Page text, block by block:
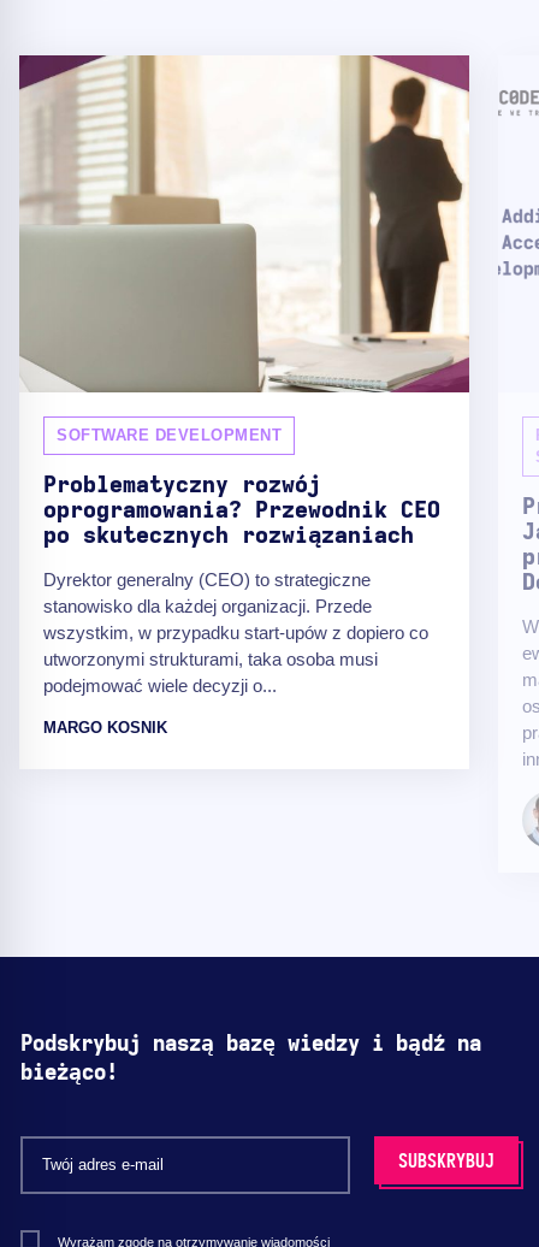
SOFTWARE DEVELOPMENT
Problematyczny rozwój
oprogramowania? Przewodnik CEO
po skutecznych rozwiązaniach
Dyrektor generalny (CEO) to strategiczne
stanowisko dla każdej organizacji. Przede
wszystkim, w przypadku start-upów z dopiero co
utworzonymi strukturami, taka osoba musi
podejmować wiele decyzji o...
MARGO KOSNIK
Podskrybuj naszą bazę wiedzy i bądź na
bieżąco!
Wyrażam zgodę na otrzymywanie wiadomości